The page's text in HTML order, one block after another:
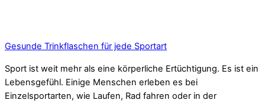
Gesunde Trinkflaschen für jede Sportart
Sport ist weit mehr als eine körperliche Ertüchtigung. Es ist ein
Lebensgefühl. Einige Menschen erleben es bei
Einzelsportarten, wie Laufen, Rad fahren oder in der